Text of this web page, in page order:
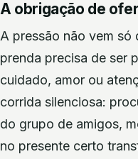
A obrigação de
A pressão não vem só
prenda precisa de ser
cuidado, amor ou
corrida silenciosa:
do grupo de amigos,
no presente certo